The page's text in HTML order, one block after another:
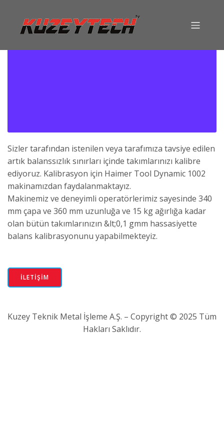
Sizler tarafından istenilen veya tarafımıza tavsiye edilen
artık balanssızlık sınırları içinde takımlarınızı kalibre
ediyoruz. Kalibrasyon için Haimer Tool Dynamic 1002
makinamızdan faydalanmaktayız.
Makinemiz ve deneyimli operatörlerimiz sayesinde 340
mm çapa ve 360 mm uzunluğa ve 15 kg ağırlığa kadar
olan bütün takımlarınızın &lt;0,1 gmm hassasiyette
balans kalibrasyonunu yapabilmekteyiz.
İLETİŞİM
Kuzey Teknik Metal İşleme A.Ş. – Copyright © 2025 Tüm
Hakları Saklıdır.